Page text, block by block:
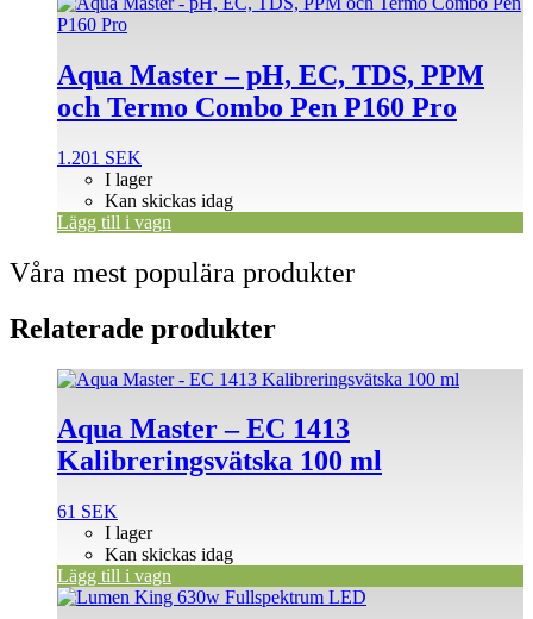
Aqua Master – pH, EC, TDS, PPM
och Termo Combo Pen P160 Pro
1.201 SEK
I lager
Kan skickas idag
Lägg till i vagn
Våra mest populära produkter
Relaterade produkter
Aqua Master – EC 1413
Kalibreringsvätska 100 ml
61 SEK
I lager
Kan skickas idag
Lägg till i vagn